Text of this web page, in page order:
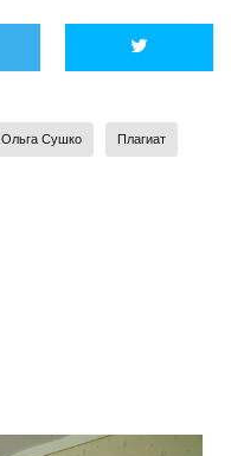
Ольга Сушко Плагиат